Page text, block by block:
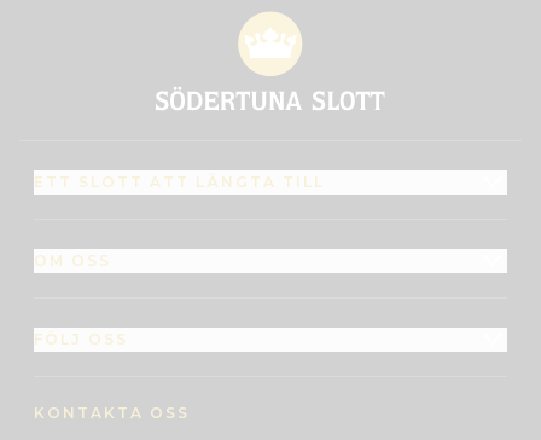
ETT SLOTT ATT LÄNGTA TILL
OM OSS
FÖLJ OSS
KONTAKTA OSS